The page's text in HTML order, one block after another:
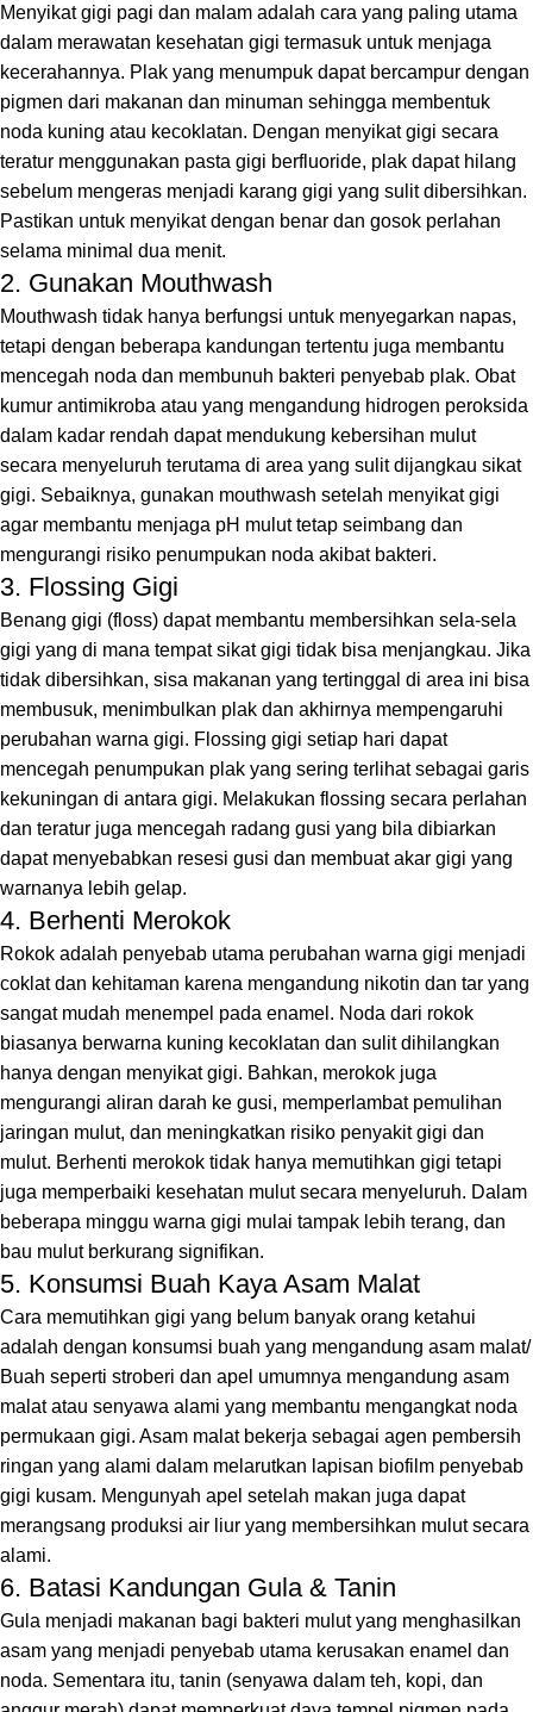
Menyikat gigi pagi dan malam adalah cara yang paling utama
dalam merawatan kesehatan gigi termasuk untuk menjaga
kecerahannya. Plak yang menumpuk dapat bercampur dengan
pigmen dari makanan dan minuman sehingga membentuk
noda kuning atau kecoklatan. Dengan menyikat gigi secara
teratur menggunakan pasta gigi berfluoride, plak dapat hilang
sebelum mengeras menjadi karang gigi yang sulit dibersihkan.
Pastikan untuk menyikat dengan benar dan gosok perlahan
selama minimal dua menit.
2. Gunakan Mouthwash
Mouthwash tidak hanya berfungsi untuk menyegarkan napas,
tetapi dengan beberapa kandungan tertentu juga membantu
mencegah noda dan membunuh bakteri penyebab plak. Obat
kumur antimikroba atau yang mengandung hidrogen peroksida
dalam kadar rendah dapat mendukung kebersihan mulut
secara menyeluruh terutama di area yang sulit dijangkau sikat
gigi. Sebaiknya, gunakan mouthwash setelah menyikat gigi
agar membantu menjaga pH mulut tetap seimbang dan
mengurangi risiko penumpukan noda akibat bakteri.
3. Flossing Gigi
Benang gigi (floss) dapat membantu membersihkan sela-sela
gigi yang di mana tempat sikat gigi tidak bisa menjangkau. Jika
tidak dibersihkan, sisa makanan yang tertinggal di area ini bisa
membusuk, menimbulkan plak dan akhirnya mempengaruhi
perubahan warna gigi. Flossing gigi setiap hari dapat
mencegah penumpukan plak yang sering terlihat sebagai garis
kekuningan di antara gigi. Melakukan flossing secara perlahan
dan teratur juga mencegah radang gusi yang bila dibiarkan
dapat menyebabkan resesi gusi dan membuat akar gigi yang
warnanya lebih gelap.
4. Berhenti Merokok
Rokok adalah penyebab utama perubahan warna gigi menjadi
coklat dan kehitaman karena mengandung nikotin dan tar yang
sangat mudah menempel pada enamel. Noda dari rokok
biasanya berwarna kuning kecoklatan dan sulit dihilangkan
hanya dengan menyikat gigi. Bahkan, merokok juga
mengurangi aliran darah ke gusi, memperlambat pemulihan
jaringan mulut, dan meningkatkan risiko penyakit gigi dan
mulut. Berhenti merokok tidak hanya memutihkan gigi tetapi
juga memperbaiki kesehatan mulut secara menyeluruh. Dalam
beberapa minggu warna gigi mulai tampak lebih terang, dan
bau mulut berkurang signifikan.
5. Konsumsi Buah Kaya Asam Malat
Cara memutihkan gigi yang belum banyak orang ketahui
adalah dengan konsumsi buah yang mengandung asam malat/
Buah seperti stroberi dan apel umumnya mengandung asam
malat atau senyawa alami yang membantu mengangkat noda
permukaan gigi. Asam malat bekerja sebagai agen pembersih
ringan yang alami dalam melarutkan lapisan biofilm penyebab
gigi kusam. Mengunyah apel setelah makan juga dapat
merangsang produksi air liur yang membersihkan mulut secara
alami.
6. Batasi Kandungan Gula & Tanin
Gula menjadi makanan bagi bakteri mulut yang menghasilkan
asam yang menjadi penyebab utama kerusakan enamel dan
noda. Sementara itu, tanin (senyawa dalam teh, kopi, dan